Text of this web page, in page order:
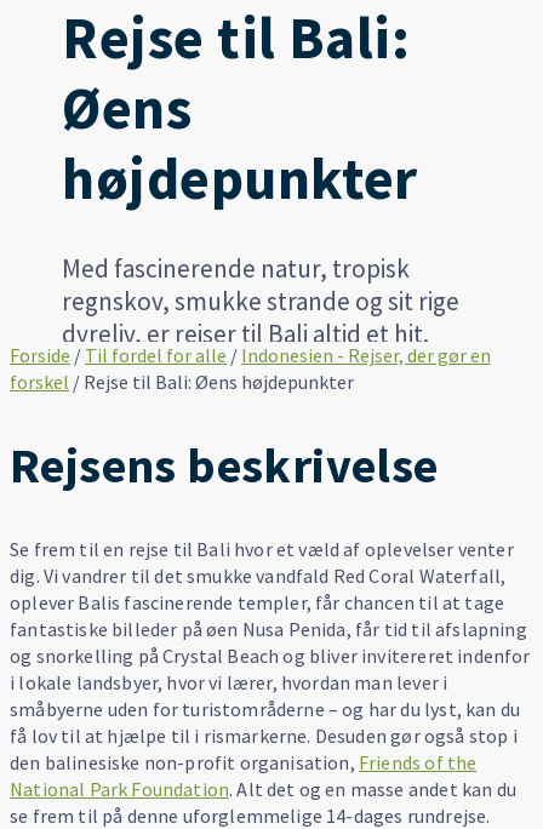
Rejse til Bali:
Øens
højdepunkter
Med fascinerende natur, tropisk
regnskov, smukke strande og sit rige
dyreliv, er rejser til Bali altid et hit.
Forside / Til fordel for alle / Indonesien - Rejser, der gør en
forskel / Rejse til Bali: Øens højdepunkter
Rejsens beskrivelse
Se frem til en rejse til Bali hvor et væld af oplevelser venter
dig. Vi vandrer til det smukke vandfald Red Coral Waterfall,
oplever Balis fascinerende templer, får chancen til at tage
fantastiske billeder på øen Nusa Penida, får tid til afslapning
og snorkelling på Crystal Beach og bliver invitereret indenfor
i lokale landsbyer, hvor vi lærer, hvordan man lever i
småbyerne uden for turistområderne – og har du lyst, kan du
få lov til at hjælpe til i rismarkerne. Desuden gør også stop i
den balinesiske non-profit organisation, Friends of the
National Park Foundation. Alt det og en masse andet kan du
se frem til på denne uforglemmelige 14-dages rundrejse.